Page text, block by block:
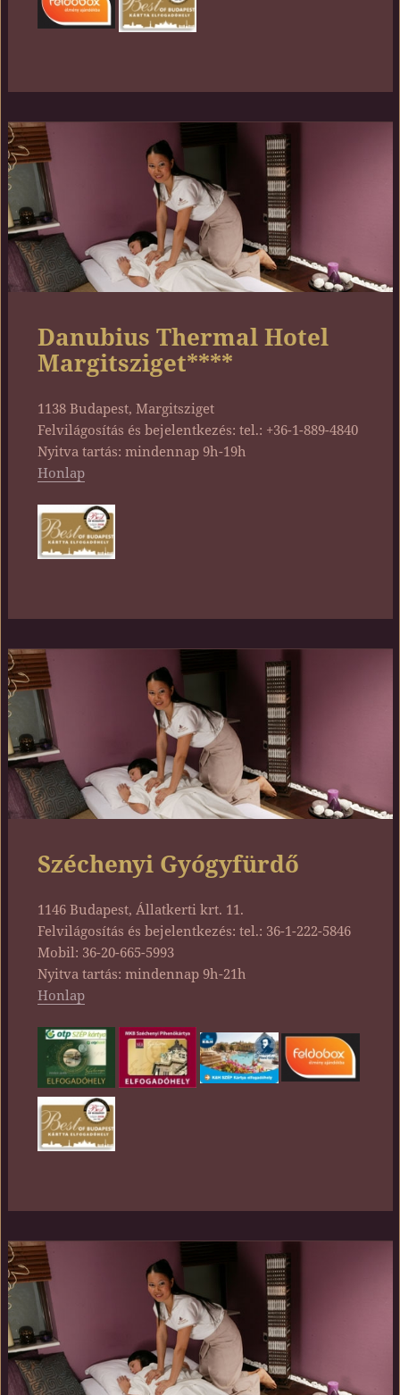
Danubius Thermal Hotel
Margitsziget****
1138 Budapest, Margitsziget
Felvilágosítás és bejelentkezés: tel.: +36-1-889-4840
Nyitva tartás: mindennap 9h-19h
Honlap
Széchenyi Gyógyfürdő
1146 Budapest, Állatkerti krt. 11.
Felvilágosítás és bejelentkezés: tel.: 36-1-222-5846
Mobil: 36-20-665-5993
Nyitva tartás: mindennap 9h-21h
Honlap